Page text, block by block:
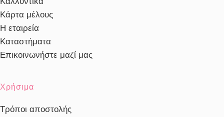
Κάρτα μέλους
Η εταιρεία
Καταστήματα
Επικοινωνήστε μαζί μας
Χρήσιμα
Τρόποι αποστολής